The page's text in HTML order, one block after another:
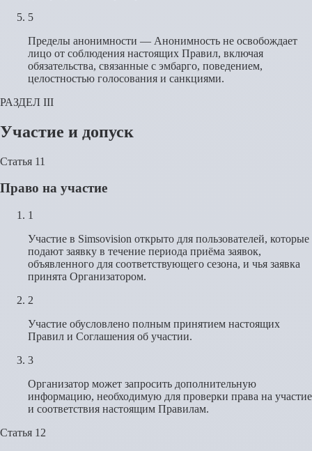
5
Пределы анонимности — Анонимность не освобождает
лицо от соблюдения настоящих Правил, включая
обязательства, связанные с эмбарго, поведением,
целостностью голосования и санкциями.
РАЗДЕЛ III
Участие и допуск
Статья 11
Право на участие
1
Участие в Simsovision открыто для пользователей, которые
подают заявку в течение периода приёма заявок,
объявленного для соответствующего сезона, и чья заявка
принята Организатором.
2
Участие обусловлено полным принятием настоящих
Правил и Соглашения об участии.
3
Организатор может запросить дополнительную
информацию, необходимую для проверки права на участие
и соответствия настоящим Правилам.
Статья 12